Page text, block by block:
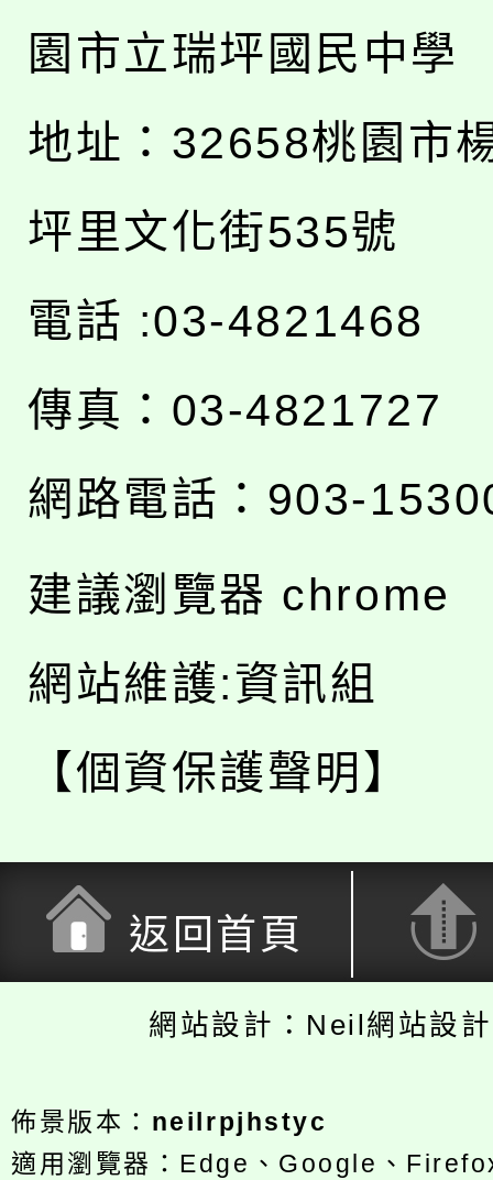
園市立瑞坪國民中學
地址： 32658桃園市
坪里文化街535號
電話 :03-4821468
傳真：03-4821727
網路電話：903-
建議瀏覽器 chrome
網站維護:資訊組
【個資保護聲明】
返回首頁
網站設計：Neil網站設
佈景版本： neilrpjhstyc
適用瀏覽器：Edge、Google、